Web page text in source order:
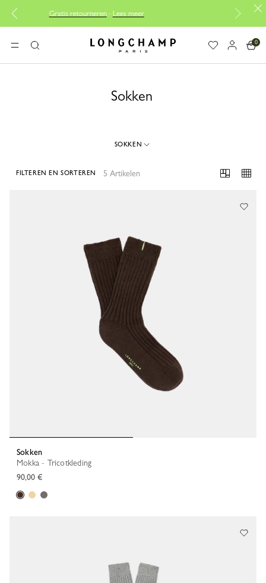
Gratis retourneren -Lees meer Gratis reparaties |
MENUZoeken Longchamp - Home
0
Sokken
SOKKEN
5 Artikelen
FILTEREN EN SORTEREN
Sokken
Mokka - Tricotkleding
90,00 €